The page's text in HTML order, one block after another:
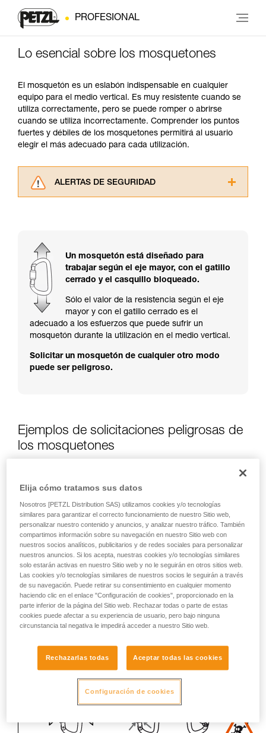
PROFESIONAL
Lo esencial sobre los mosquetones
El mosquetón es un eslabón indispensable en cualquier
equipo para el medio vertical. Es muy resistente cuando se
utiliza correctamente, pero se puede romper o abrirse
cuando se utiliza incorrectamente. Comprender los puntos
fuertes y débiles de los mosquetones permitirá al usuario
elegir el más adecuado para cada utilización.
ALERTAS DE SEGURIDAD
comprender este complemento informativo.
Dominar estas técnicas requiere una formación
y un entrenamiento específico. Confirme a
ejecutar estas técnicas, solo y con total
seguridad, antes de ejecutarlas de forma
autónoma.
Damos ejemplos de técnicas relacionadas con
describimos aquí.
Un mosquetón está diseñado para
trabajar según el eje mayor, con el gatillo
cerrado y el casquillo bloqueado.
Sólo el valor de la resistencia según el eje
mayor y con el gatillo cerrado es el
adecuado a los esfuerzos que puede sufrir un
mosquetón durante la utilización en el medio vertical.
Solicitar un mosquetón de cualquier otro modo
puede ser peligroso.
Ejemplos de solicitaciones peligrosas de
los mosquetones
Elija cómo tratamos sus datos
Nosotros [PETZL Distribution SAS) utilizamos cookies y/o tecnologías
similares para garantizar el correcto funcionamiento de nuestro Sitio web,
personalizar nuestro contenido y anuncios, y analizar nuestro tráfico. También
compartimos información sobre su navegación en nuestro Sitio web con
nuestros socios analíticos, publicitarios y de redes sociales para personalizar
nuestros anuncios. Si los acepta, nuestras cookies y/o tecnologías similares
solo estarán activas en nuestro Sitio web y no le seguirán en otros sitios web.
Las cookies y/o tecnologías similares de nuestros socios le seguirán a través
de su navegación. Puede retirar su consentimiento en cualquier momento
haciendo clic en el enlace "Configuración de cookies", proporcionado en la
parte inferior de la página del Sitio web. Rechazar todas o parte de estas
cookies puede afectar a su experiencia de usuario, pero bajo ninguna
circunstancia tal negativa le impedirá acceder a nuestro Sitio web.
Rechazarlas todas Aceptar todas las cookies
Configuración de cookies